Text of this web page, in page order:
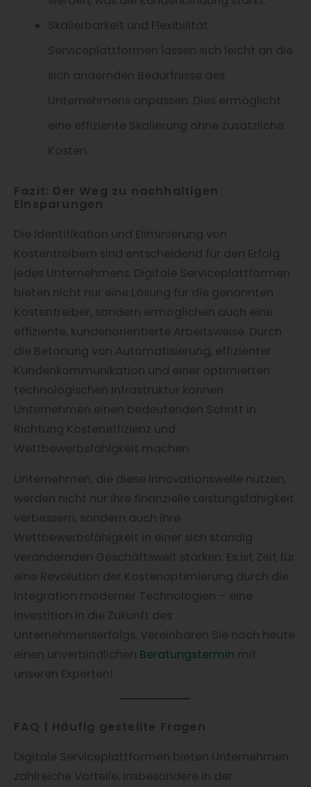
Skalierbarkeit und Flexibilität:
Serviceplattformen lassen sich leicht an die
sich ändernden Bedürfnisse des
Unternehmens anpassen. Dies ermöglicht
eine effiziente Skalierung ohne zusätzliche
Kosten.
Fazit: Der Weg zu nachhaltigen
Einsparungen
Die Identifikation und Eliminierung von
Kostentreibern sind entscheidend für den Erfolg
jedes Unternehmens. Digitale Serviceplattformen
bieten nicht nur eine Lösung für die genannten
Kostentreiber, sondern ermöglichen auch eine
effiziente, kundenorientierte Arbeitsweise. Durch
die Betonung von Automatisierung, effizienter
Kundenkommunikation und einer optimierten
technologischen Infrastruktur können
Unternehmen einen bedeutenden Schritt in
Richtung Kosteneffizienz und
Wettbewerbsfähigkeit machen.
Unternehmen, die diese Innovationswelle nutzen,
werden nicht nur ihre finanzielle Leistungsfähigkeit
verbessern, sondern auch ihre
Wettbewerbsfähigkeit in einer sich ständig
verändernden Geschäftswelt stärken. Es ist Zeit für
eine Revolution der Kostenoptimierung durch die
Integration moderner Technologien – eine
Investition in die Zukunft des
Unternehmenserfolgs. Vereinbaren Sie noch heute
einen unverbindlichen Beratungstermin mit
unseren Experten!
FAQ | Häufig gestellte Fragen
​Digitale Serviceplattformen bieten Unternehmen
zahlreiche Vorteile, insbesondere in der